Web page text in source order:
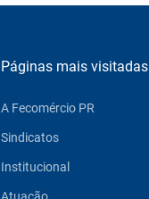
Páginas mais visitadas
A Fecomércio PR
Sindicatos
Institucional